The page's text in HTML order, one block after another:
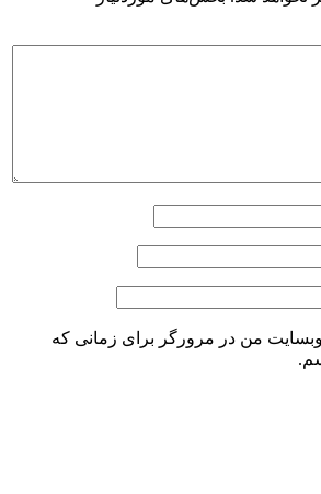
وبسایت من در مرورگر برای زمانی که